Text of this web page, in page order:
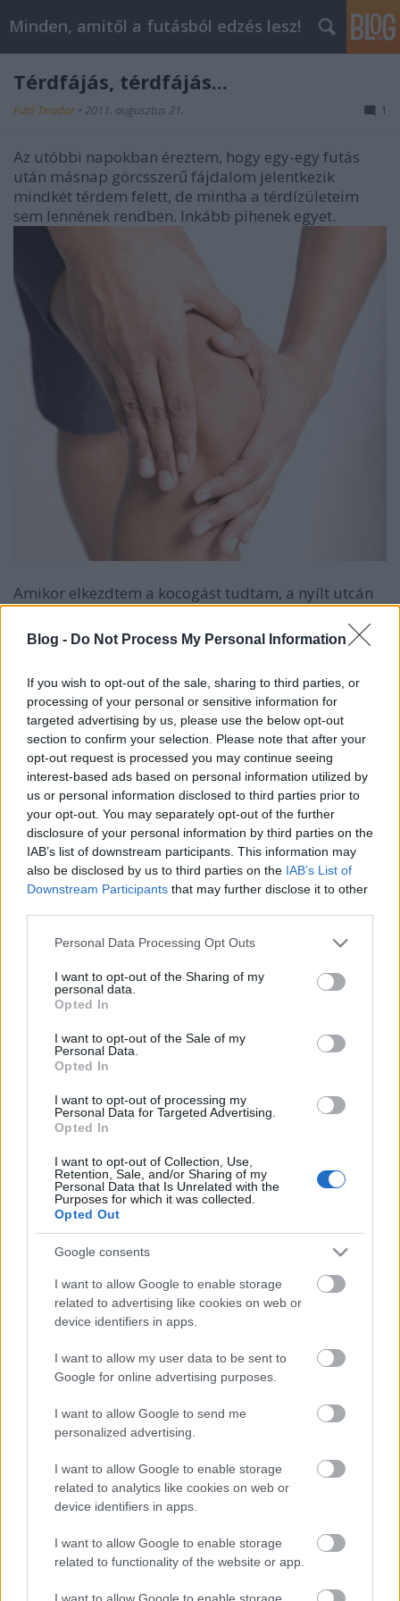
Blog - Do Not Process My Personal Information
If you wish to opt-out of the sale, sharing to third parties, or
processing of your personal or sensitive information for
targeted advertising by us, please use the below opt-out
section to confirm your selection. Please note that after your
opt-out request is processed you may continue seeing
interest-based ads based on personal information utilized by
us or personal information disclosed to third parties prior to
your opt-out. You may separately opt-out of the further
disclosure of your personal information by third parties on the
IAB’s list of downstream participants. This information may
also be disclosed by us to third parties on the IAB’s List of
Downstream Participants that may further disclose it to other
Please note that this website/app uses one or more Google
not limited to your visit or usage behaviour. You may click to
grant or deny consent to Google and its third-party tags to
use your data for below specified purposes in below Google
consent section.
Personal Data Processing Opt Outs
I want to opt-out of the Sharing of my
personal data.
Opted In
I want to opt-out of the Sale of my
Personal Data.
Opted In
I want to opt-out of processing my
Personal Data for Targeted Advertising.
Opted In
I want to opt-out of Collection, Use,
Retention, Sale, and/or Sharing of my
Personal Data that Is Unrelated with the
Purposes for which it was collected.
Opted Out
Google consents
I want to allow Google to enable storage
related to advertising like cookies on web or
device identifiers in apps.
I want to allow my user data to be sent to
Google for online advertising purposes.
I want to allow Google to send me
personalized advertising.
I want to allow Google to enable storage
related to analytics like cookies on web or
device identifiers in apps.
I want to allow Google to enable storage
related to functionality of the website or app.
Minden, amitől a futásból edzés lesz!
Térdfájás, térdfájás...
Futó Tivadar • 2011. augusztus 21. 1
Az utóbbi napokban éreztem, hogy egy-egy futás
után másnap görcsszerű fájdalom jelentkezik
mindkét térdem felett, de mintha a térdízületeim
sem lennének rendben. Inkább pihenek egyet.
Amikor elkezdtem a kocogást tudtam, a nyílt utcán
betonon, aszfalton teljesítem majd a kilométereket,
ezzel kapcsolatban pedig volt egy félelmen, térdeim
a rengeteg foci, különösen betonos focimeccsek óta
Sajnos elég volt nyolc-kilenc tréning és nagyjából 25
kilométer ahhoz, hogy előkerüljenek a régi
problémák, mind a szalagjaim, mind pedig a térd
feletti izomzatom enyhe fájdalommal reagál
valamennyi nagyobb fizikai megerőltetésre.
Semmi komoly, nem nyilal, szó sincs arról, hogy nem
tudok talpra állni, egyszerűen csak érzem mindkét
ponton valami nem stimmel.
A probléma valószínűleg a futócipőben keresendő,
amely bár minőségi adidas példány, már nem a
legújabb fajtából való, kicsit megkopott az évek
a MiCoach-ot, így várok néhány napot, hogyan
reagálnak lábaim a pihentetésre, utána kiderül,
Ajánlott bejegyzések:
Belendült a friss sprintervilágbajnok
Edzettél már sztársportolóval? Pedig
megteheted!
Határokat feszegetve, új utakat keresve
Akárhogy nézem, a sárga a kedvenc